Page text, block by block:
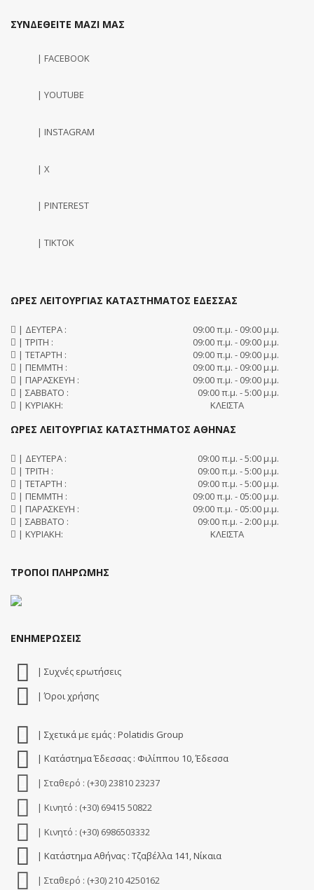
ΣΥΝΔΕΘΕΙΤΕ ΜΑΖΙ ΜΑΣ
| FACEBOOK
| YOUTUBE
| INSTAGRAM
| X
| PINTEREST
| TIKTOK
ΩΡΕΣ ΛΕΙΤΟΥΡΓΙΑΣ ΚΑΤΑΣΤΗΜΑΤΟΣ ΕΔΕΣΣΑΣ
| ΔΕΥΤΕΡΑ :
09:00 π.μ. - 09:00 μ.μ.
| ΤΡΙΤΗ :
09:00 π.μ. - 09:00 μ.μ.
| ΤΕΤΑΡΤΗ :
09:00 π.μ. - 09:00 μ.μ.
| ΠΕΜΜΤΗ :
09:00 π.μ. - 09:00 μ.μ.
| ΠΑΡΑΣΚΕΥΗ :
09:00 π.μ. - 09:00 μ.μ.
| ΣΑΒΒΑΤΟ :
09:00 π.μ. - 5:00 μ.μ.
| ΚΥΡΙΑΚΗ:
ΚΛΕΙΣΤΑ
ΩΡΕΣ ΛΕΙΤΟΥΡΓΙΑΣ ΚΑΤΑΣΤΗΜΑΤΟΣ ΑΘΗΝΑΣ
| ΔΕΥΤΕΡΑ :
09:00 π.μ. - 5:00 μ.μ.
| ΤΡΙΤΗ :
09:00 π.μ. - 5:00 μ.μ.
| ΤΕΤΑΡΤΗ :
09:00 π.μ. - 5:00 μ.μ.
| ΠΕΜΜΤΗ :
09:00 π.μ. - 05:00 μ.μ.
| ΠΑΡΑΣΚΕΥΗ :
09:00 π.μ. - 05:00 μ.μ.
| ΣΑΒΒΑΤΟ :
09:00 π.μ. - 2:00 μ.μ.
| ΚΥΡΙΑΚΗ:
ΚΛΕΙΣΤΑ
ΤΡΟΠΟΙ ΠΛΗΡΩΜΗΣ
ΕΝΗΜΕΡΩΣΕΙΣ
| Συχνές ερωτήσεις
| Όροι χρήσης
| Σχετικά με εμάς : Polatidis Group
| Κατάστημα Έδεσσας : Φιλίππου 10, Έδεσσα
| Σταθερό : (+30) 23810 23237
| Κινητό : (+30) 69415 50822
| Κινητό : (+30) 6986503332
| Κατάστημα Αθήνας : Τζαβέλλα 141, Νίκαια
| Σταθερό : (+30) 210 4250162